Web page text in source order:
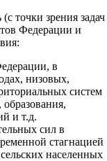
точки зрения задач
Федерации и
в
низовых,
систем
и т.д.
сил в
стагнацией
населенных